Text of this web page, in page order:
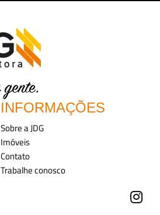
INFORMAÇÕES
Sobre a JDG
Imóveis
Contato
Trabalhe conosco